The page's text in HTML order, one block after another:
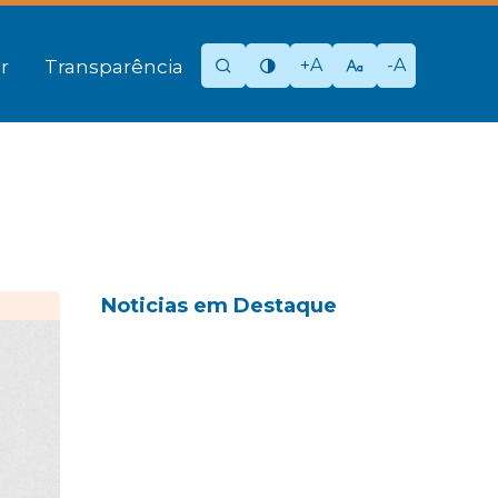
Transparência +A -A
Noticias em Destaque